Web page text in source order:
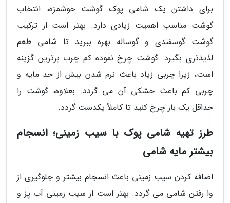
برای داشتن یک شامی پوک گوشت خوشمزه، انتخاب
گوشت مناسب اهمیت زیادی دارد. بهتر است از ترکیب
گوشت گوسفندی و گوساله بهره ببرید تا شامی طعم
لذیذتری بگیرد. گوشت چرخ نموده کم چرب برترین گزینه
است، زیرا چربی زیاد باعث نرم شدن بیش از حد مایه و
چربی کم باعث خشکی آن می گردد. بعلاوه، گوشت را
حداقل یک بار چرخ کنید تا کاملاً یکدست گردد.
طرز تهیه شامی پوک با سیب زمینی؛ انسجام
بیشتر مایه شامی
اضافه کردن سیب زمینی باعث انسجام بیشتر و جلوگیری از
وا رفتن شامی می گردد. بهتر است از سیب زمینی آب پز و